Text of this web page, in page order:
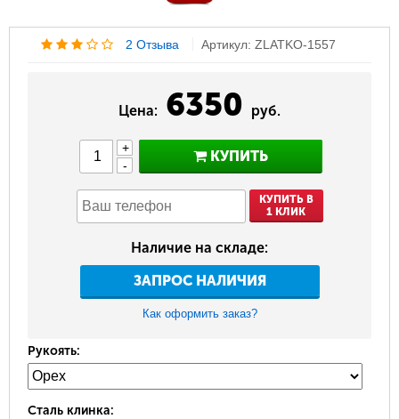
2 Отзыва Артикул: ZLATKO-1557
Цена: 6350 руб.
+
-
КУПИТЬ
КУПИТЬ В
1 КЛИК
Наличие на складе:
ЗАПРОС НАЛИЧИЯ
Как оформить заказ?
Рукоять:
Сталь клинка: